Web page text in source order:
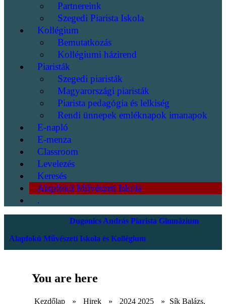
Partnereink
Szegedi Piarista Iskola
Kollégium
Bemutatkozás
Kollégiumi házirend
Piaristák
Szegedi piaristák
Magyarországi piaristák
Piarista pedagógia és lelkiség
Rendi ünnepek emléknapok imanapok
E-napló
E-menza
Classroom
Levelezés
Keresés
Alapfokú Művészeti Iskola
.
Dugonics András Piarista Gimnázium
Alapfokú Művészeti Iskola és Kollégium
You are here
Kezdőlap » Hirek » 2024 2025 »
Sík Balázs,